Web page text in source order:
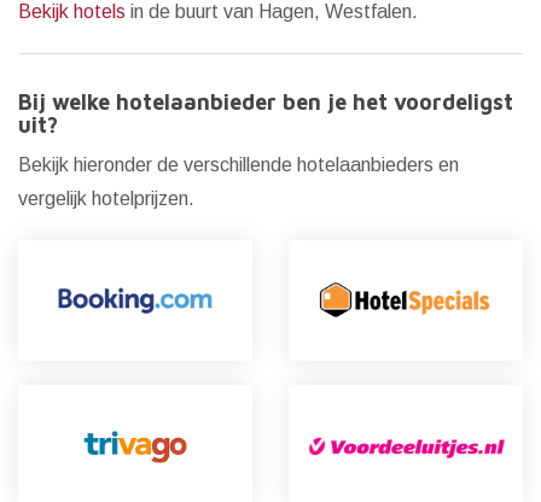
Bekijk hotels in de buurt van Hagen, Westfalen.
Bij welke hotelaanbieder ben je het voordeligst
uit?
Bekijk hieronder de verschillende hotelaanbieders en
vergelijk hotelprijzen.